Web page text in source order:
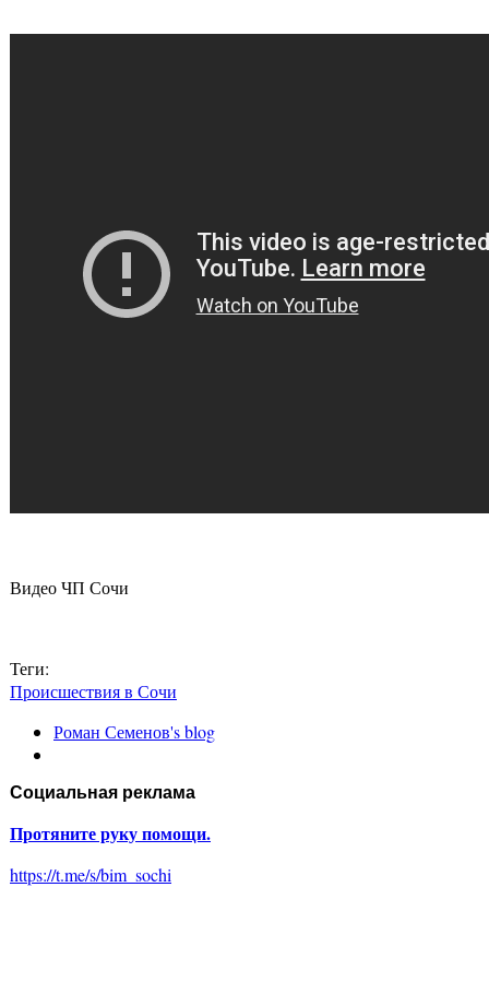
Видео ЧП Сочи
Теги:
Происшествия в Сочи
Роман Семенов's blog
Социальная реклама
Протяните руку помощи.
https://t.me/s/bim_sochi